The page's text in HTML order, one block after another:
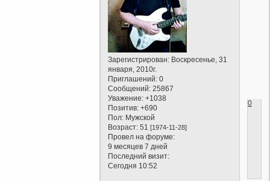
Зарегистрирован: Воскресенье, 31
января, 2010г.
Приглашений: 0
Сообщений: 25867
Уважение: +1038
Позитив: +690
Пол: Мужской
Возраст: 51[1974-11-28]
Провел на форуме:
9 месяцев 7 дней
Последний визит:
Сегодня 10:52
0